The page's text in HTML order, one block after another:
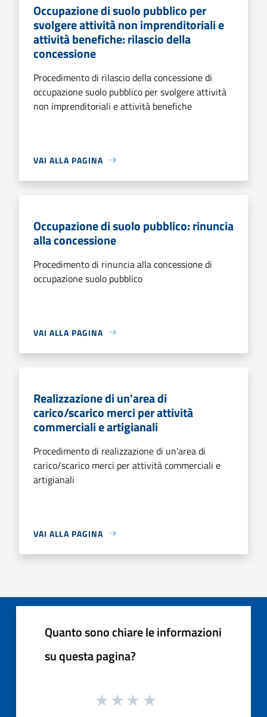
Occupazione di suolo pubblico per
svolgere attività non imprenditoriali e
attività benefiche: rilascio della
concessione
Procedimento di rilascio della concessione di
occupazione suolo pubblico per svolgere attività
non imprenditoriali e attività benefiche
VAI ALLA PAGINA
Occupazione di suolo pubblico: rinuncia
alla concessione
Procedimento di rinuncia alla concessione di
occupazione suolo pubblico
VAI ALLA PAGINA
Realizzazione di un'area di
carico/scarico merci per attività
commerciali e artigianali
Procedimento di realizzazione di un'area di
carico/scarico merci per attività commerciali e
artigianali
VAI ALLA PAGINA
Quanto sono chiare le informazioni
su questa pagina?